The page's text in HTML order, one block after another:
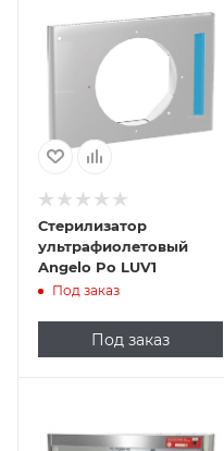
Стерилизатор
ультрафиолетовый
Angelo Po LUV1
Под заказ
Под заказ